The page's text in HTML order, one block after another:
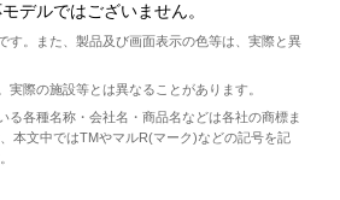
デルではございません。
す。また、製品及び画面表示の色等は、実際と異
際の施設等とは異なることがあります。
各種名称・会社名・商品名などは各社の商標ま
本文中ではTMやマルR(マーク)などの記号を記